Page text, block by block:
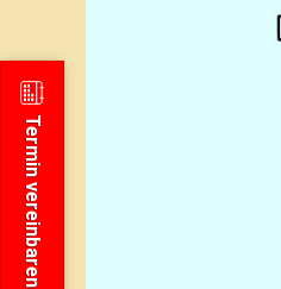
Termin vereinbaren